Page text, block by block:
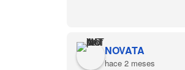
NOVATA
hace 2 meses